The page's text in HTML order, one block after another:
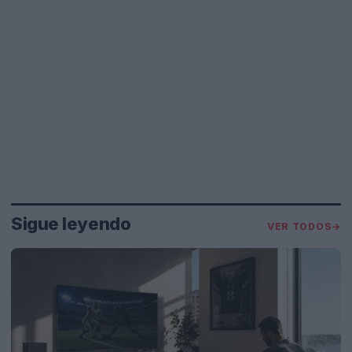
Sigue leyendo VER TODOS→